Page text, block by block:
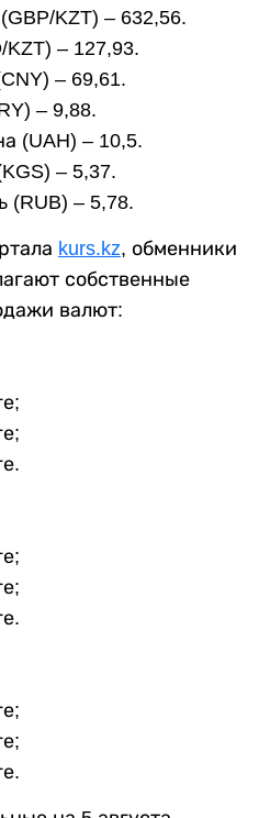
KZT) – 632,56.
– 127,93.
– 69,61.
– 9,88.
(UAH) – 10,5.
– 5,37.
(RUB) – 5,78.
kurs.kz, обменники
собственные
валют: